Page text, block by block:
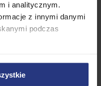
i analitycznym.
z innymi danymi
podczas
mat na profilach to
architekturze